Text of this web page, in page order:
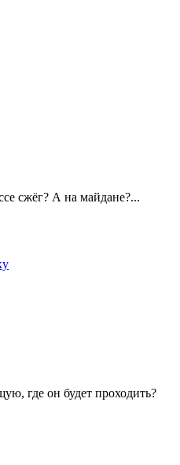
сжёг? А на майдане?...
где он будет проходить?